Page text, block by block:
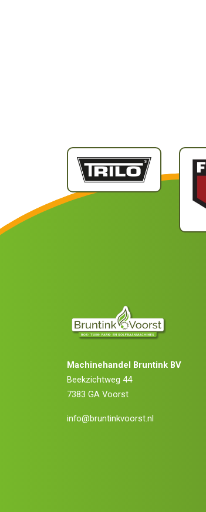
Machinehandel Bruntink BV
Beekzichtweg 44
7383 GA Voorst
info@bruntinkvoorst.nl